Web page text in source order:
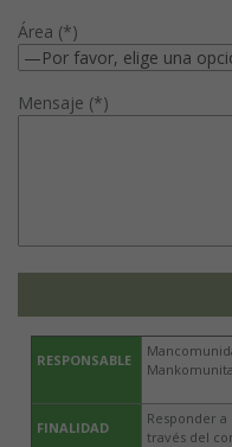
Área (*)
Mensaje (*)
RESPONSABLE
FINALIDAD
Responder
través del